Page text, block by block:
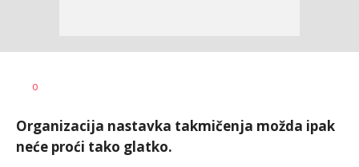
AUTOR
0
Organizacija nastavka takmičenja možda ipak
neće proći tako glatko.